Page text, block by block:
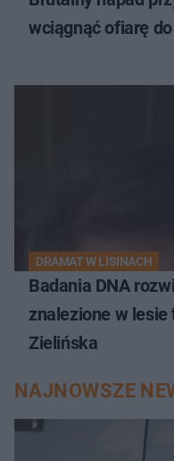
wciągnąć ofiarę
DRAMAT W LISINACH
Badania DNA
znalezione w
Zielińska
NAJNOWSZE